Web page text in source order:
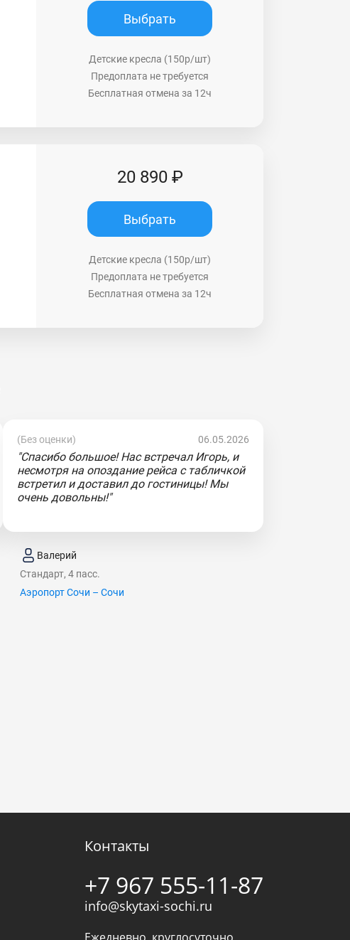
Выбрать
Детские кресла (150р/шт)
Предоплата не требуется
Бесплатная отмена за 12ч
20 890 ₽
Выбрать
Детские кресла (150р/шт)
Предоплата не требуется
Бесплатная отмена за 12ч
(Без оценки) 06.05.2026
"Спасибо большое! Нас встречал Игорь, и
несмотря на опоздание рейса с табличкой
встретил и доставил до гостиницы! Мы
очень довольны!"
Валерий
Стандарт, 4 пасс.
Аэропорт Сочи – Сочи
Контакты
+7 967 555-11-87
info@skytaxi-sochi.ru